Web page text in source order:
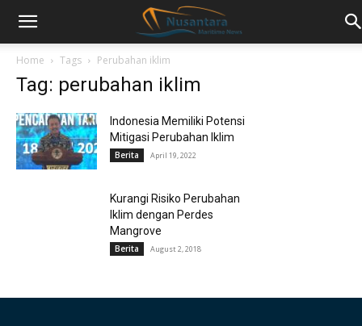
Home Tags Perubahan iklim
Tag: perubahan iklim
Indonesia Memiliki Potensi
Mitigasi Perubahan Iklim
Berita April 19, 2022
Kurangi Risiko Perubahan
Iklim dengan Perdes
Mangrove
Berita August 2, 2018